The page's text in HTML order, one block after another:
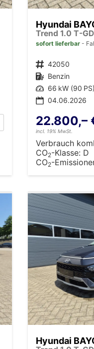
Hyundai
sofort lieferbar
Fahrzeugnr. 42050
Kraftstoff Benzin
Leistung 66 kW (90 PS)
04.06.2026
22.800,–
incl. 19% MwSt.
Verbrauch
CO2-Klasse: D
CO2-
Hyundai